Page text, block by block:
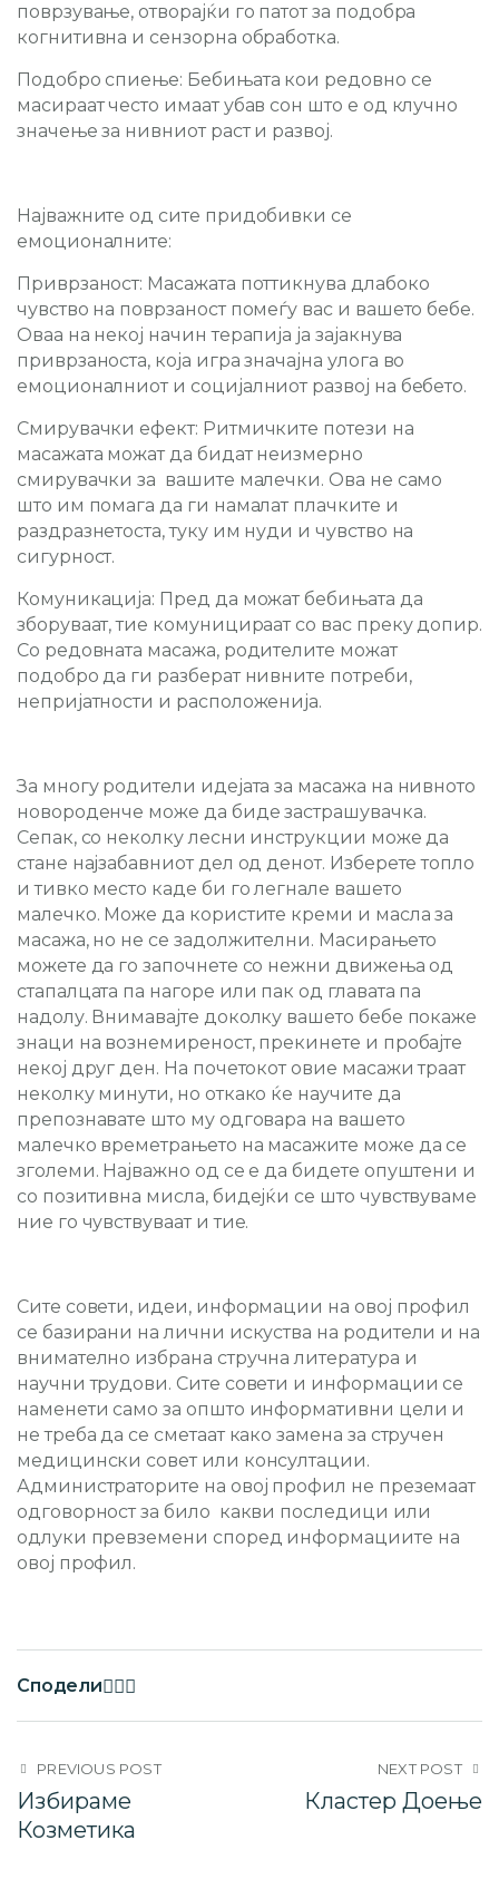
поврзување, отворајќи го патот за подобра
когнитивна и сензорна обработка.
Подобро спиење: Бебињата кои редовно се
масираат често имаат убав сон што е од клучно
значење за нивниот раст и развој.
Најважните од сите придобивки се
емоционалните:
Приврзаност: Масажата поттикнува длабоко
чувство на поврзаност помеѓу вас и вашето бебе.
Оваа на некој начин терапија ја зајакнува
приврзаноста, која игра значајна улога во
емоционалниот и социјалниот развој на бебето.
Смирувачки ефект: Ритмичките потези на
масажата можат да бидат неизмерно
смирувачки за вашите малечки. Ова не само
што им помага да ги намалат плачките и
раздразнетоста, туку им нуди и чувство на
сигурност.
Комуникација: Пред да можат бебињата да
зборуваат, тие комуницираат со вас преку допир.
Со редовната масажа, родителите можат
подобро да ги разберат нивните потреби,
непријатности и расположенија.
За многу родители идејата за масажа на нивното
новороденче може да биде застрашувачка.
Сепак, со неколку лесни инструкции може да
стане најзабавниот дел од денот. Изберете топло
и тивко место каде би го легнале вашето
малечко. Може да користите креми и масла за
масажа, но не се задолжителни. Масирањето
можете да го започнете со нежни движења од
стапалцата па нагоре или пак од главата па
надолу. Внимавајте доколку вашето бебе покаже
знаци на вознемиреност, прекинете и пробајте
некој друг ден. На почетокот овие масажи траат
неколку минути, но откако ќе научите да
препознавате што му одговара на вашето
малечко времетрањето на масажите може да се
зголеми. Најважно од се е да бидете опуштени и
со позитивна мисла, бидејќи се што чувствуваме
ние го чувствуваат и тие.
Сите совети, идеи, информации на овој профил
се базирани на лични искуства на родители и на
внимателно избрана стручна литература и
научни трудови. Сите совети и информации се
наменети само за општо информативни цели и
не треба да се сметаат како замена за стручен
медицински совет или консултации.
Администраторите на овој профил не преземаат
одговорност за било какви последици или
одлуки превземени според информациите на
овој профил.
Сподели
PREVIOUS POST
Избираме
Козметика
NEXT POST
Кластер Доење